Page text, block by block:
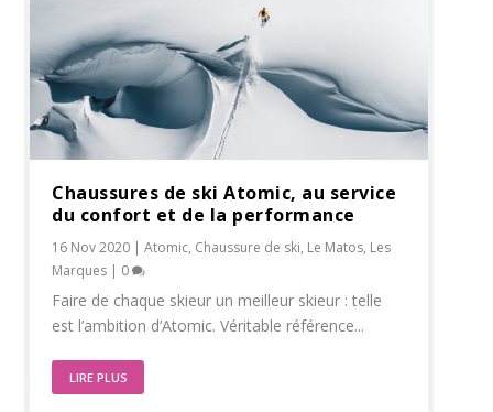
Chaussures de ski Atomic, au service
du confort et de la performance
16 Nov 2020 |Atomic, Chaussure de ski, Le Matos, Les
Marques | 0
Faire de chaque skieur un meilleur skieur : telle
est l’ambition d’Atomic. Véritable référence...
LIRE PLUS